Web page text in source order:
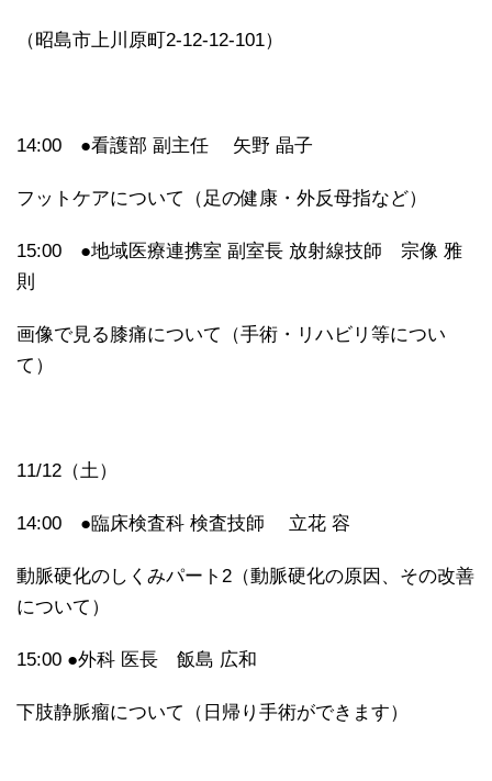
（昭島市上川原町2-12-12-101）
14:00 ●看護部 副主任 矢野 晶子
フットケアについて（足の健康・外反母指など）
15:00 ●地域医療連携室 副室長 放射線技師 宗像 雅
則
画像で見る膝痛について（手術・リハビリ等につい
て）
11/12（土）
14:00 ●臨床検査科 検査技師 立花 容
動脈硬化のしくみパート2（動脈硬化の原因、その改善
について）
15:00 ●外科 医長 飯島 広和
下肢静脈瘤について（日帰り手術ができます）